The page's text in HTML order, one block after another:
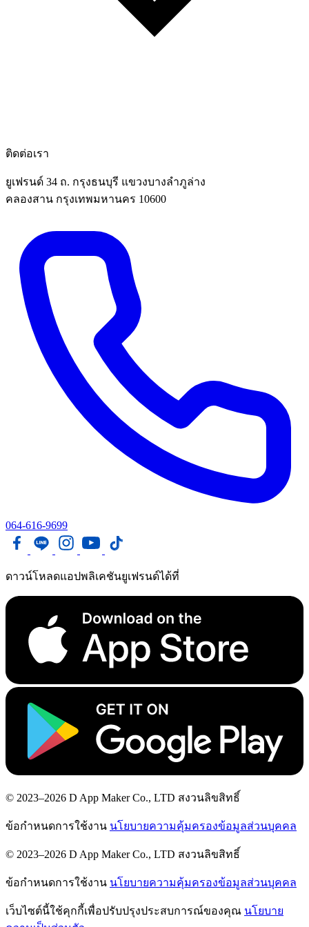
ติดต่อเรา
ยูเฟรนด์ 34 ถ. กรุงธนบุรี แขวงบางลำภูล่าง
คลองสาน กรุงเทพมหานคร 10600
064-616-9699
ดาวน์โหลดแอปพลิเคชันยูเฟรนด์ได้ที่
© 2023–2026 D App Maker Co., LTD สงวนลิขสิทธิ์
ข้อกำหนดการใช้งาน นโยบายความคุ้มครองข้อมูลส่วนบุคคล
© 2023–2026 D App Maker Co., LTD สงวนลิขสิทธิ์
ข้อกำหนดการใช้งาน นโยบายความคุ้มครองข้อมูลส่วนบุคคล
เว็บไซต์นี้ใช้คุกกี้เพื่อปรับปรุงประสบการณ์ของคุณ นโยบาย